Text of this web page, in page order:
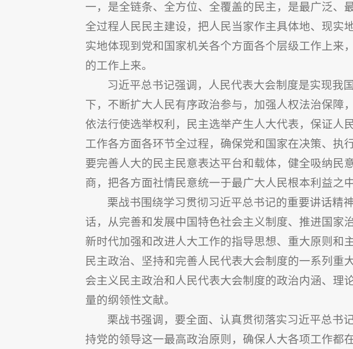
一，是全链条、全方位、全覆盖的民主，是最广泛、
全过程人民民主建设，把人民当家作主具体地、现实
实地体现到党和国家机关各个方面各个层级工作上来
的工作上来。
习近平总书记强调，人民代表大会制度是实现我
下，不断扩大人民有序政治参与，加强人权法治保障
依法行使选举权利，民主选举产生人大代表，保证人
工作各方面各环节全过程，确保党和国家在决策、执
要完善人大的民主民意表达平台和载体，健全吸纳民
商，把各方面社情民意统一于最广大人民根本利益之中
栗战书围绕学习贯彻习近平总书记的重要讲话精
话，从完善和发展中国特色社会主义制度、推进国家
新时代加强和改进人大工作的指导思想、重大原则和
民主政治、坚持和完善人民代表大会制度的一系列重
会主义民主政治和人民代表大会制度的政治内涵、理
量的纲领性文献。
栗战书强调，要全面、认真贯彻落实习近平总书
持党的领导这一最高政治原则，确保人大各项工作都